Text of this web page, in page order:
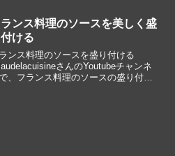
ンス料理のソースを美しく盛
付ける
ンス料理のソースを盛り付ける
さんのYoutubeチャンネ
、フランス料理のソースの盛り付け